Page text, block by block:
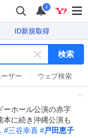
i
ID新規取得
キ
ー
ワ
ド
を
消
検索
ーザー ウェブ検索
ーホール公演の赤字
本に続き沖縄公演も
#三谷幸喜 #戸田恵子